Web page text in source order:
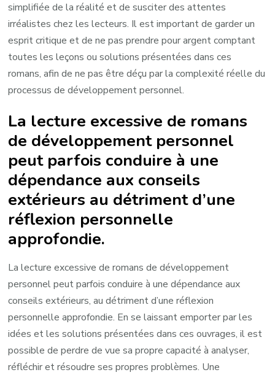
simplifiée de la réalité et de susciter des attentes
irréalistes chez les lecteurs. Il est important de garder un
esprit critique et de ne pas prendre pour argent comptant
toutes les leçons ou solutions présentées dans ces
romans, afin de ne pas être déçu par la complexité réelle du
processus de développement personnel.
La lecture excessive de romans
de développement personnel
peut parfois conduire à une
dépendance aux conseils
extérieurs au détriment d’une
réflexion personnelle
approfondie.
La lecture excessive de romans de développement
personnel peut parfois conduire à une dépendance aux
conseils extérieurs, au détriment d’une réflexion
personnelle approfondie. En se laissant emporter par les
idées et les solutions présentées dans ces ouvrages, il est
possible de perdre de vue sa propre capacité à analyser,
réfléchir et résoudre ses propres problèmes. Une